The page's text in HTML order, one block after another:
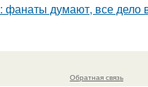
думают, все дело
Обратная связь